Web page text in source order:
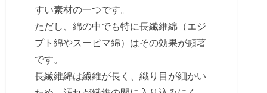
すい素材の一つです。
ただし、綿の中でも特に長繊維綿（エジ
プト綿やスーピマ綿）はその効果が顕著
です。
長繊維綿は繊維が長く、織り目が細かい